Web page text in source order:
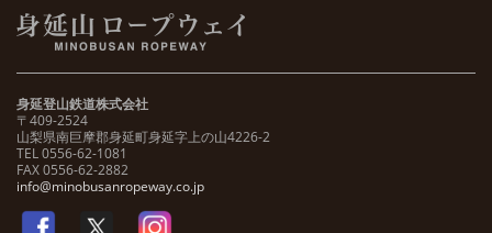
身延登山鉄道株式会社
〒409-2524
山梨県南巨摩郡身延町身延字上の山4226-2
TEL 0556-62-1081
FAX 0556-62-2882
info@minobusanropeway.co.jp